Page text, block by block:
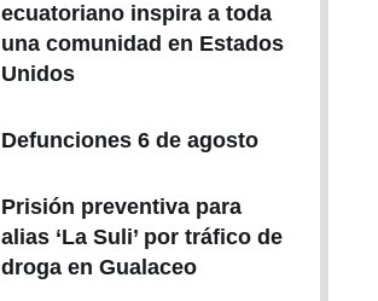
ecuatoriano inspira a toda
una comunidad en Estados
Unidos
Defunciones 6 de agosto
Prisión preventiva para
alias ‘La Suli’ por tráfico de
droga en Gualaceo